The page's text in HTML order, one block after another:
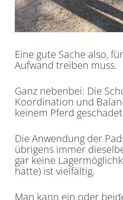
Eine gute Sache also,
Aufwand treiben muss.
Ganz nebenbei: Die
Koordination und
keinem Pferd
Die Anwendung der
übrigens immer
gar keine
hätte) ist vielfältig.
Man kann ein oder